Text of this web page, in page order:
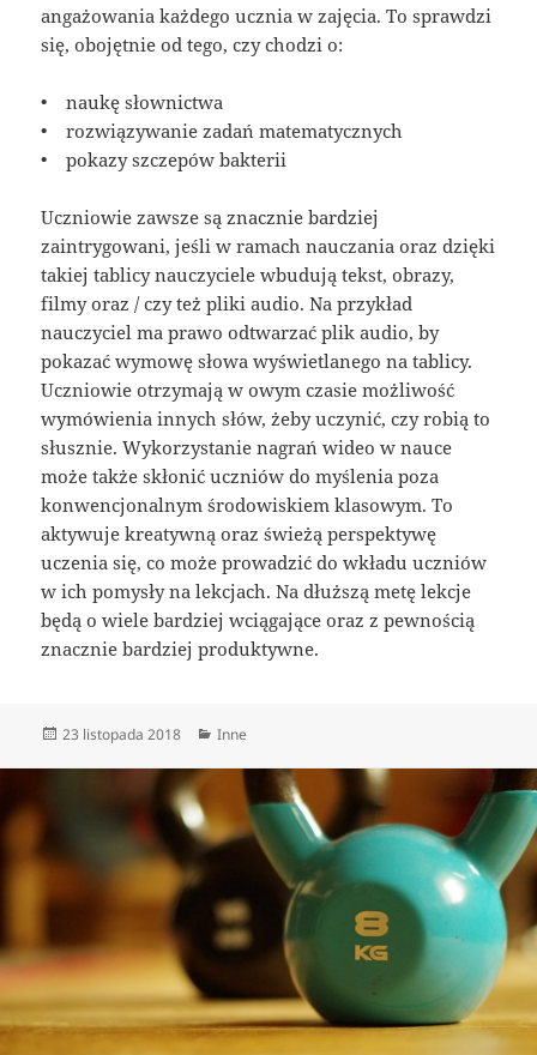
angażowania każdego ucznia w zajęcia. To sprawdzi
się, obojętnie od tego, czy chodzi o:
• naukę słownictwa
• rozwiązywanie zadań matematycznych
• pokazy szczepów bakterii
Uczniowie zawsze są znacznie bardziej
zaintrygowani, jeśli w ramach nauczania oraz dzięki
takiej tablicy nauczyciele wbudują tekst, obrazy,
filmy oraz / czy też pliki audio. Na przykład
nauczyciel ma prawo odtwarzać plik audio, by
pokazać wymowę słowa wyświetlanego na tablicy.
Uczniowie otrzymają w owym czasie możliwość
wymówienia innych słów, żeby uczynić, czy robią to
słusznie. Wykorzystanie nagrań wideo w nauce
może także skłonić uczniów do myślenia poza
konwencjonalnym środowiskiem klasowym. To
aktywuje kreatywną oraz świeżą perspektywę
uczenia się, co może prowadzić do wkładu uczniów
w ich pomysły na lekcjach. Na dłuższą metę lekcje
będą o wiele bardziej wciągające oraz z pewnością
znacznie bardziej produktywne.
Data
23 listopada 2018 Kategorie
Inne